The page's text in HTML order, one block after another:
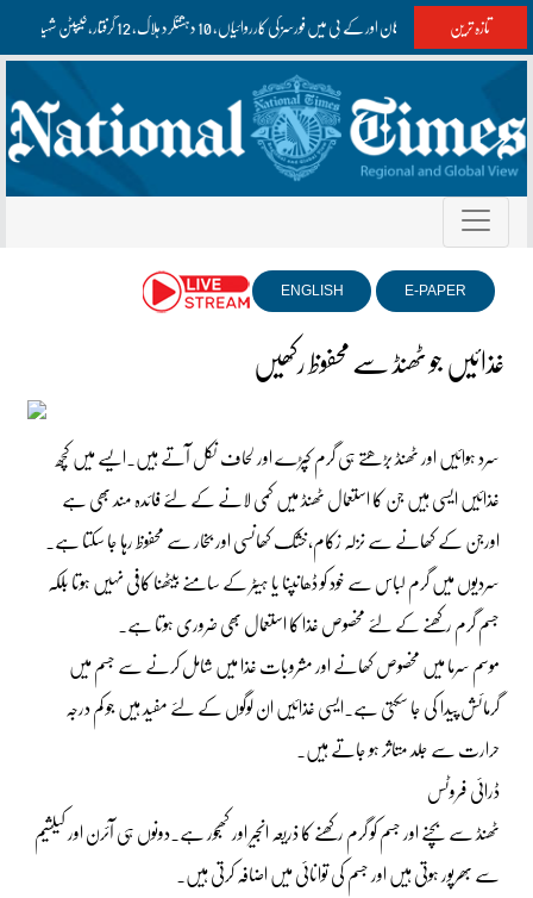
تازہ ترین بلوچستان اور کے پی میں فورسز کی کارروائیاں، 10 دہشتگرد ہلاک، 12 گرفتار، کیپٹن شہید
E-PAPER
ENGLISH
غذائیں جو ٹھنڈ سے محفوظ رکھیں
سرد ہوائیں اور ٹھنڈ بڑھتے ہی گرم کپڑے اور لحاف نکل آتے ہیں۔ایسے میں کچھ
غذائیں ایسی ہیں جن کا استعمال ٹھنڈ میں کمی لانے کے لئے فائدہ مند بھی ہے
اورجن کے کھانے سے نزلہ زکام،خشک کھانسی اور بخار سے محفوظ رہا جا سکتا ہے۔
سردیوں میں گرم لباس سے خود کو ڈھانپنا یا ہیٹر کے سامنے بیٹھنا کافی نہیں ہوتا بلکہ
جسم گرم رکھنے کے لئے مخصوص غذا کا استعمال بھی ضروری ہوتا ہے۔
موسم سرما میں مخصوص کھانے اور مشروبات غذا میں شامل کرنے سے جسم میں
گرمائش پیدا کی جا سکتی ہے۔ایسی غذائیں ان لوگوں کے لئے مفید ہیں جو کم درجہ
حرارت سے جلد متاثر ہو جاتے ہیں۔
ڈرائی فروٹس
ٹھنڈ سے بچنے اور جسم کو گرم رکھنے کا ذریعہ انجیر اور کھجور ہے۔دونوں ہی آئرن اور کیلشیم
سے بھرپور ہوتی ہیں اور جسم کی توانائی میں اضافہ کرتی ہیں۔